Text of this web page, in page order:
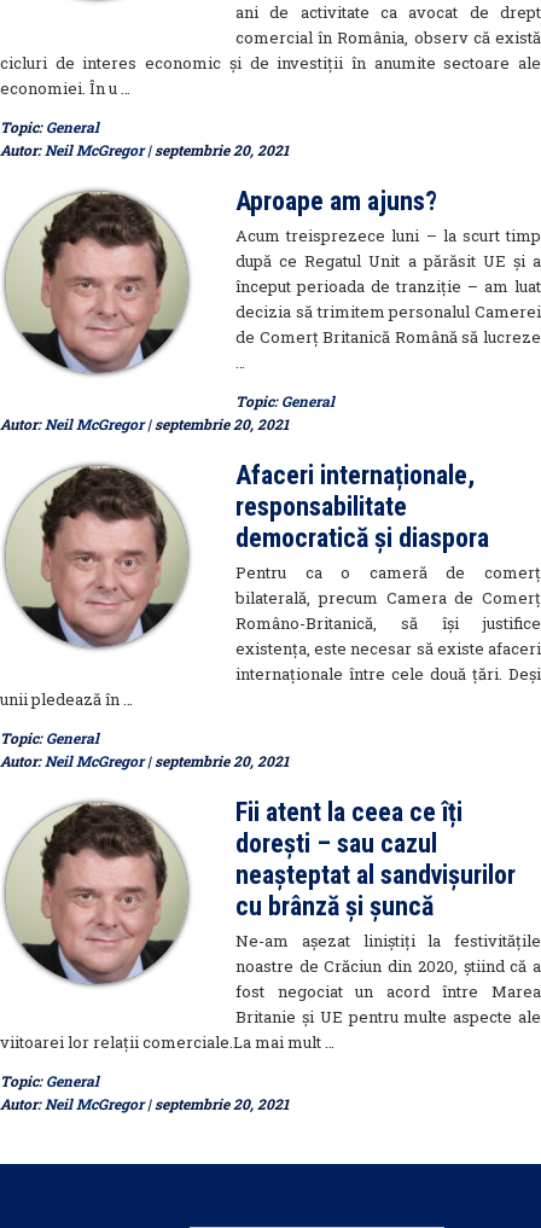
ani de activitate ca avocat de drept
comercial în România, observ că există
cicluri de interes economic și de investiții în anumite sectoare ale
economiei. În u …
Topic:General
Autor:Neil McGregor| septembrie 20, 2021
Aproape am ajuns?
Acum treisprezece luni – la scurt timp
după ce Regatul Unit a părăsit UE și a
început perioada de tranziție – am luat
decizia să trimitem personalul Camerei
de Comerț Britanică Română să lucreze
…
Topic:General
Autor:Neil McGregor| septembrie 20, 2021
Afaceri internaționale,
responsabilitate
democratică și diaspora
Pentru ca o cameră de comerț
bilaterală, precum Camera de Comerț
Româno-Britanică, să își justifice
existența, este necesar să existe afaceri
internaționale între cele două țări. Deși
unii pledează în …
Topic:General
Autor:Neil McGregor| septembrie 20, 2021
Fii atent la ceea ce îți
dorești – sau cazul
neașteptat al sandvișurilor
cu brânză și șuncă
Ne-am așezat liniștiți la festivitățile
noastre de Crăciun din 2020, știind că a
fost negociat un acord între Marea
Britanie și UE pentru multe aspecte ale
viitoarei lor relații comerciale.La mai mult …
Topic:General
Autor:Neil McGregor| septembrie 20, 2021